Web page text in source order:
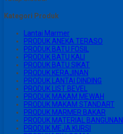
Kategori Produk
Lantai Marmer
PRODUK ANEKA TERASO
PRODUK BATU FOSIL
PRODUK BATU KALI
PRODUK BATU SIKAT
PRODUK KERAJINAN
PRODUK LANTAI DINDING
PRODUK LIST BEVEL
PRODUK MAKAM MEWAH
PRODUK MAKAM STANDART
PRODUK MARMER BAKAR
PRODUK MATERIAL BANGUNAN
PRODUK MEJA KURSI